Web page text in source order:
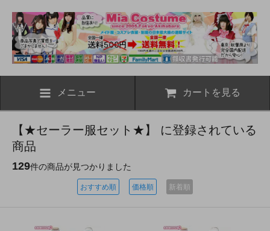
メニュー カートを見る
【★セーラー服セット★】 に登録されている
商品
129件の商品が見つかりました
おすすめ順 価格順 新着順